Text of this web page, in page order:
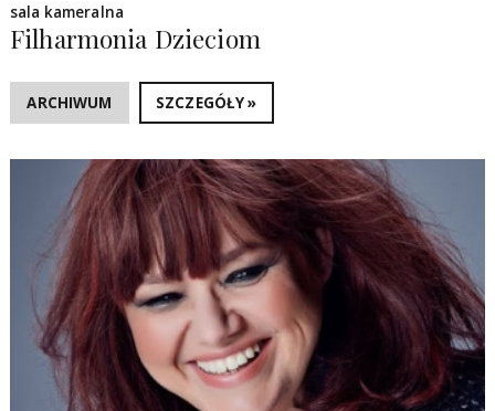
sala kameralna
Filharmonia Dzieciom
ARCHIWUM SZCZEGÓŁY »